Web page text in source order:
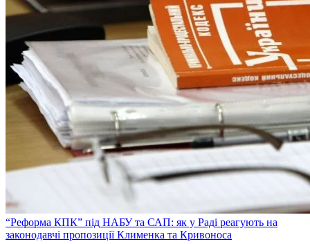
“Реформа КПК” під НАБУ та САП: як у Раді реагують на
законодавчі пропозиції Клименка та Кривоноса